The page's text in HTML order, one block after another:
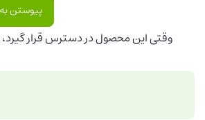
پیوستن
وقتی این محصول در دسترس قرار